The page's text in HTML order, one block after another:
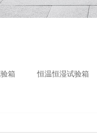
箱 恒温恒湿试验箱